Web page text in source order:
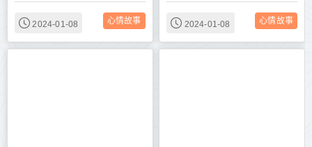
2024-01-08 心情故事 2024-01-08 心情故事